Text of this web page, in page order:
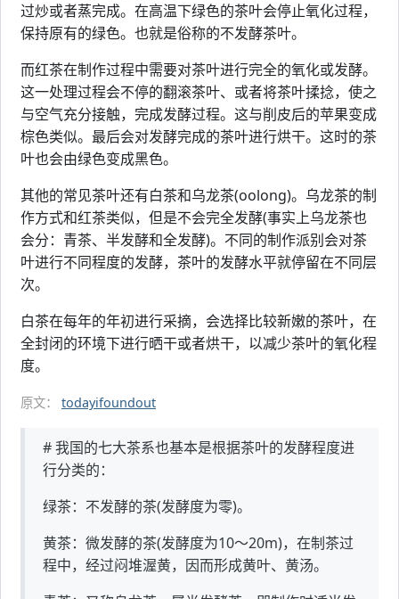
过炒或者蒸完成。在高温下绿色的茶叶会停止氧化过程，
保持原有的绿色。也就是俗称的不发酵茶叶。
而红茶在制作过程中需要对茶叶进行完全的氧化或发酵。
这一处理过程会不停的翻滚茶叶、或者将茶叶揉捻，使之
与空气充分接触，完成发酵过程。这与削皮后的苹果变成
棕色类似。最后会对发酵完成的茶叶进行烘干。这时的茶
叶也会由绿色变成黑色。
其他的常见茶叶还有白茶和乌龙茶(oolong)。乌龙茶的制
作方式和红茶类似，但是不会完全发酵(事实上乌龙茶也
会分：青茶、半发酵和全发酵)。不同的制作派别会对茶
叶进行不同程度的发酵，茶叶的发酵水平就停留在不同层
次。
白茶在每年的年初进行采摘，会选择比较新嫩的茶叶，在
全封闭的环境下进行晒干或者烘干，以减少茶叶的氧化程
度。
原文： todayifoundout
# 我国的七大茶系也基本是根据茶叶的发酵程度进
行分类的：
绿茶：不发酵的茶(发酵度为零)。
黄茶：微发酵的茶(发酵度为10～20m)，在制茶过
程中，经过闷堆渥黄，因而形成黄叶、黄汤。